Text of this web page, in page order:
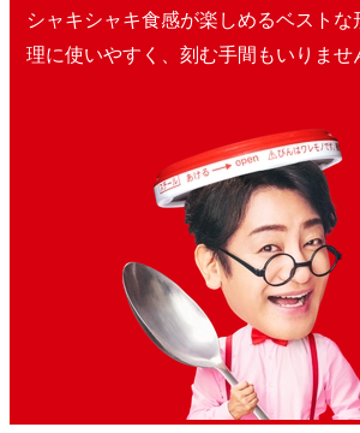
シャキシャキ食感が楽しめるベスト
理に使いやすく、刻む手間もいりませ